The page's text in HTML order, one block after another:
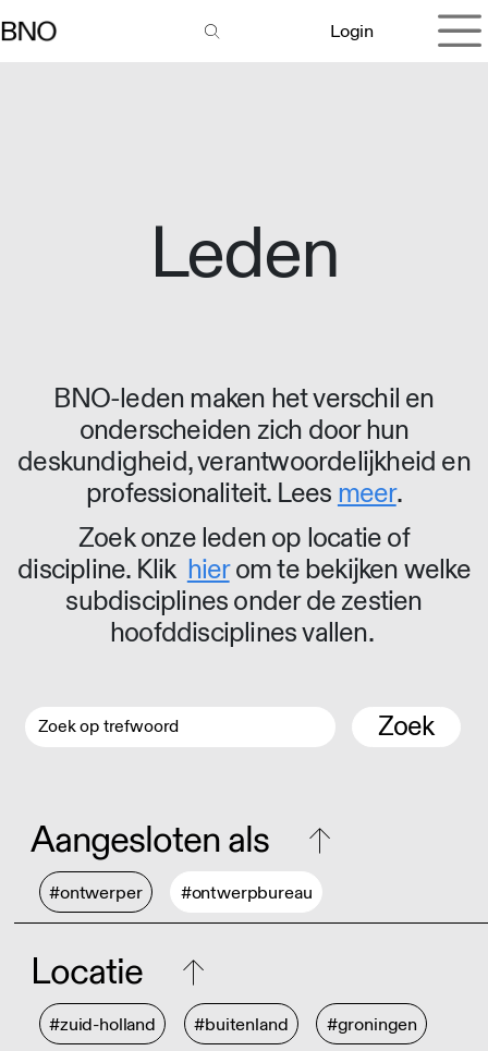
Login
Leden
BNO-leden maken het verschil en
onderscheiden zich door hun
deskundigheid, verantwoordelijkheid en
professionaliteit. Lees meer.
Zoek onze leden op locatie of
discipline. Klik hierom te bekijken welke
subdisciplines onder de zestien
hoofddisciplines vallen.
Zoek
Aangesloten als
#ontwerper #ontwerpbureau
Locatie
#zuid-holland #buitenland #groningen